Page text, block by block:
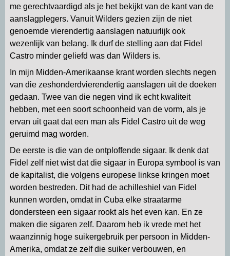
me gerechtvaardigd als je het bekijkt van de kant van de
aanslagplegers. Vanuit Wilders gezien zijn de niet
genoemde vierendertig aanslagen natuurlijk ook
wezenlijk van belang. Ik durf de stelling aan dat Fidel
Castro minder geliefd was dan Wilders is.
In mijn Midden-Amerikaanse krant worden slechts negen
van die zeshonderdvierendertig aanslagen uit de doeken
gedaan. Twee van die negen vind ik echt kwaliteit
hebben, met een soort schoonheid van de vorm, als je
ervan uit gaat dat een man als Fidel Castro uit de weg
geruimd mag worden.
De eerste is die van de ontploffende sigaar. Ik denk dat
Fidel zelf niet wist dat die sigaar in Europa symbool is van
de kapitalist, die volgens europese linkse kringen moet
worden bestreden. Dit had de achilleshiel van Fidel
kunnen worden, omdat in Cuba elke straatarme
dondersteen een sigaar rookt als het even kan. En ze
maken die sigaren zelf. Daarom heb ik vrede met het
waanzinnig hoge suikergebruik per persoon in Midden-
Amerika, omdat ze zelf die suiker verbouwen, en